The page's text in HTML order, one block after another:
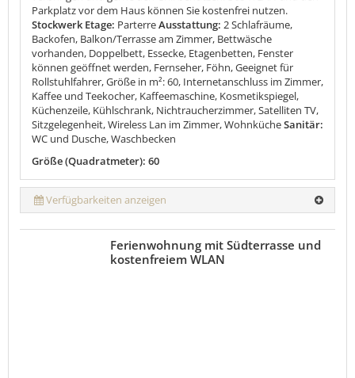
Parkplatz vor dem Haus können Sie kostenfrei nutzen.
Stockwerk Etage: ParterreAusstattung: 2 Schlafräume,
Backofen, Balkon/Terrasse am Zimmer, Bettwäsche
vorhanden, Doppelbett, Essecke, Etagenbetten, Fenster
können geöffnet werden, Fernseher, Föhn, Geeignet für
Rollstuhlfahrer, Größe in m²: 60, Internetanschluss im Zimmer,
Kaffee und Teekocher, Kaffeemaschine, Kosmetikspiegel,
Küchenzeile, Kühlschrank, Nichtraucherzimmer, Satelliten TV,
Sitzgelegenheit, Wireless Lan im Zimmer, WohnkücheSanitär:
WC und Dusche, Waschbecken
Größe (Quadratmeter): 60
Verfügbarkeiten anzeigen
Ferienwohnung mit Südterrasse und
kostenfreiem WLAN